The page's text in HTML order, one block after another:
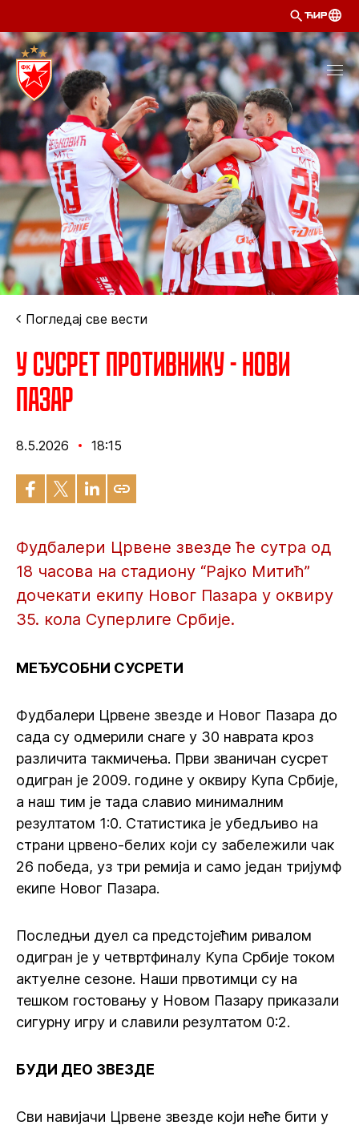
ЋИР
Погледај све вести
У сусрет противнику - Нови
Пазар
8.5.2026 18:15
Фудбалери Црвене звезде ће сутра од
18 часова на стадиону “Рајко Митић”
дочекати екипу Новог Пазара у оквиру
35. кола Суперлиге Србије.
МЕЂУСОБНИ СУСРЕТИ
Фудбалери Црвене звезде и Новог Пазара до
сада су одмерили снаге у 30 наврата кроз
различита такмичења. Први званичан сусрет
одигран је 2009. године у оквиру Купа Србије,
а наш тим је тада славио минималним
резултатом 1:0. Статистика је убедљиво на
страни црвено-белих који су забележили чак
26 победа, уз три ремија и само један тријумф
екипе Новог Пазара.
Последњи дуел са предстојећим ривалом
одигран је у четвртфиналу Купа Србије током
актуелне сезоне. Наши првотимци су на
тешком гостовању у Новом Пазару приказали
сигурну игру и славили резултатом 0:2.
БУДИ ДЕО ЗВЕЗДЕ
Сви навијачи Црвене звезде који неће бити у